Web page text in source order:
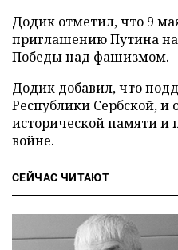
Додик отметил, что 9
приглашению Путина
Победы над фашизмом.
Додик добавил, что
Республики Сербской, и
исторической памяти и
войне.
СЕЙЧАС ЧИТАЮТ